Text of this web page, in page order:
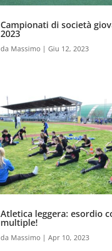
Campionati di società
2023
da Massimo | Giu 12, 2023
Atletica leggera: esordio
multiple!
da Massimo |Apr 10, 2023